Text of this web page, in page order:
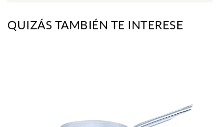
QUIZÁS TAMBIÉN TE INTERESE